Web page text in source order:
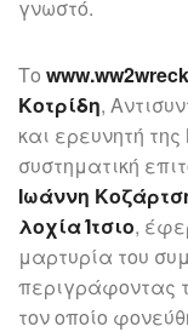
γνωστό.
Το
Κοτρίδη,
και ερευνητή
συστηματική
Ιωάννη
λοχία Ίτσιο,
μαρτυρία του
περιγράφοντας
τον οποίο